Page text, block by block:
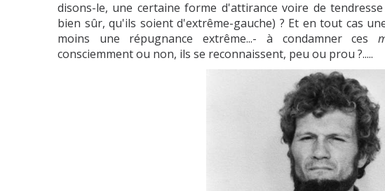
disons-le, une certaine forme d'attirance voire de
bien sûr, qu'ils soient d'extrême-gauche) ? Et en tout cas
moins une répugnance extrême...- à condamner ces
consciemment ou non, ils se reconnaissent, peu ou prou ?.....